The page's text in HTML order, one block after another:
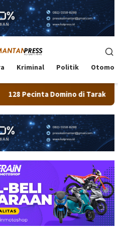
Kriminal Politik
di Tarakan Ikuti Turnamen